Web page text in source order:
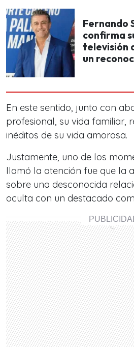
Fernando
confirma
televisión
un
En este sentido, junto con
profesional, su vida familiar,
inéditos de su vida amorosa.
Justamente, uno de los
llamó la atención fue que la
sobre una desconocida
oculta con un destacado